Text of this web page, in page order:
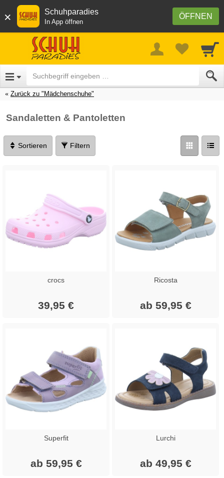
× ÖFFNEN
Schuhparadies
In App öffnen
Zurück zu "Mädchenschuhe"
Sandaletten & Pantoletten
Sortieren Filtern
crocs
39,95 €
Ricosta
ab 59,95 €
Superfit
ab 59,95 €
Lurchi
ab 49,95 €